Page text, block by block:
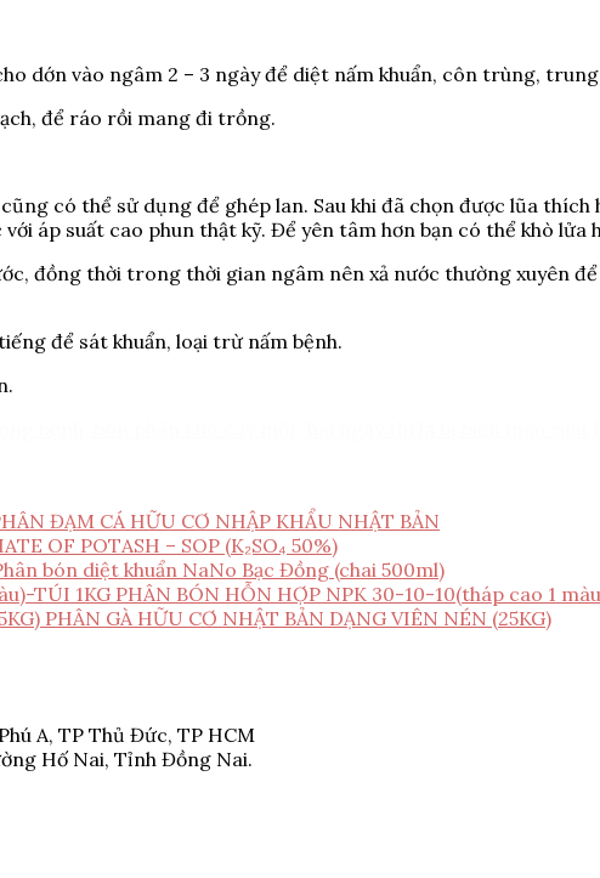
dớn vào ngâm 2 – 3 ngày để diệt nấm khuẩn, côn trùng,
để ráo rồi mang đi trồng.
có thể sử dụng để ghép lan. Sau khi đã chọn được lũa
áp suất cao phun thật kỹ. Để yên tâm hơn bạn có thể khò lửa
đồng thời trong thời gian ngâm nên xả nước thường xuyên
để sát khuẩn, loại trừ nấm bệnh.
ĐẠM CÁ HỮU CƠ NHẬP KHẨU NHẬT BẢN
OF POTASH – SOP (K₂SO₄ 50%)
bón diệt khuẩn NaNo Bạc Đồng (chai 500ml)
PHÂN BÓN HỖN HỢP NPK 30-10-10(tháp cao 1
PHÂN GÀ HỮU CƠ NHẬT BẢN DẠNG VIÊN NÉN (25KG)
A, TP Thủ Đức, TP HCM
Hố Nai, Tỉnh Đồng Nai.